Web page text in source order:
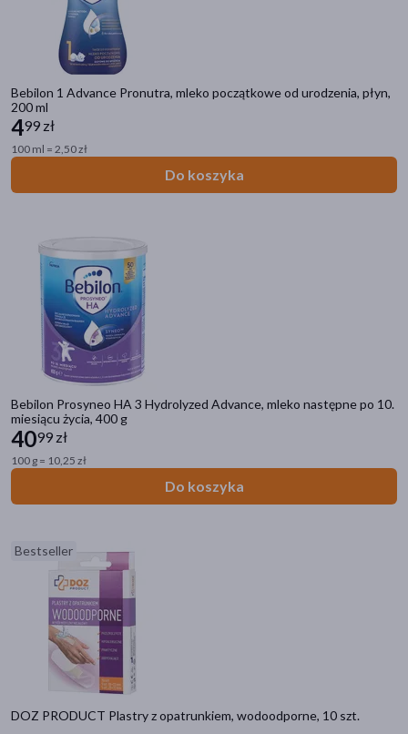
Bebilon 1 Advance Pronutra, mleko początkowe od urodzenia, płyn,
200 ml
499 zł
100 ml = 2,50 zł
Do koszyka
Bebilon Prosyneo HA 3 Hydrolyzed Advance, mleko następne po 10.
miesiącu życia, 400 g
4099 zł
100 g = 10,25 zł
Do koszyka
Bestseller
DOZ PRODUCT Plastry z opatrunkiem, wodoodporne, 10 szt.